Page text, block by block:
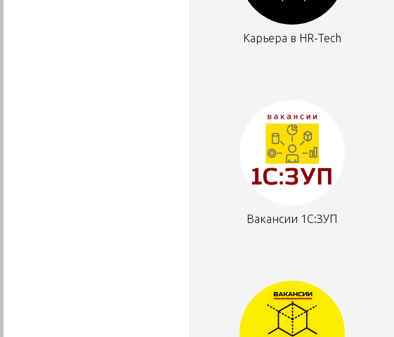
Карьера в HR-Tech
Вакансии 1С:ЗУП